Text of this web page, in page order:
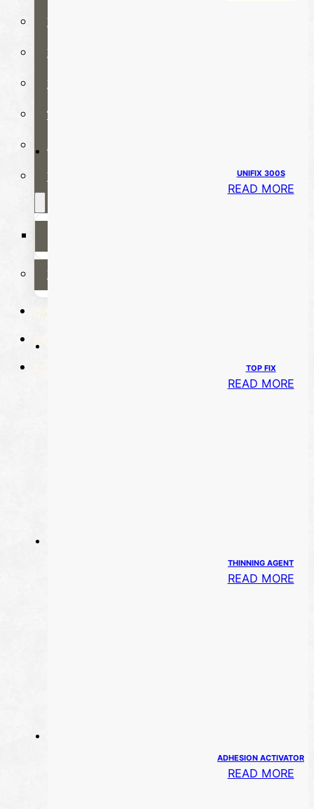
REPARASJONSPRODUKTER
REPARASJONSSYSTEMER
RENGJØRING OG POLISH
TAPE OG SELVKLEBENDE
ADDITIVER
VERKTØY OG TILBEHØR
DIVERSE PRODUKTER
UNIFIX 300S
READ MORE
TOP FIX
READ MORE
THINNING AGENT
READ MORE
ADHESION ACTIVATOR
READ MORE